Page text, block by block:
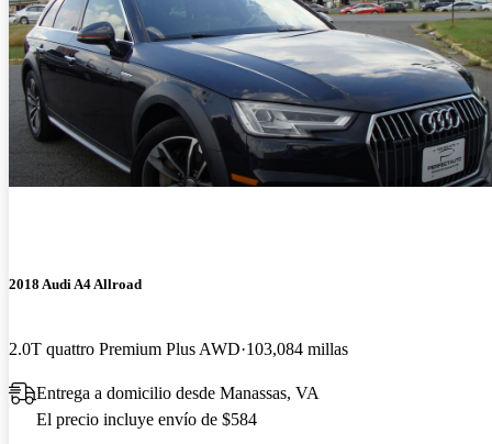
2018 Audi A4 Allroad
2.0T quattro Premium Plus AWD 103,084 millas
Entrega a domicilio desde Manassas, VA
El precio incluye envío de $584